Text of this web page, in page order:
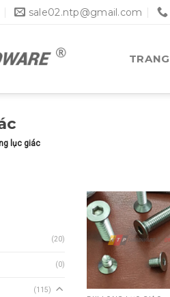
sale02.ntp@gmail.com
lục giác
(20)
(0)
(115)